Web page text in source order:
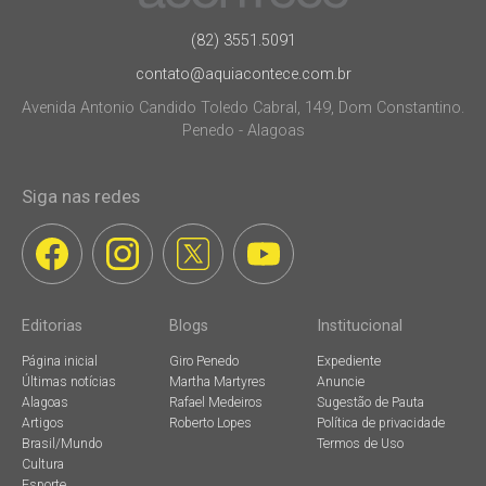
(82) 3551.5091
contato@aquiacontece.com.br
Avenida Antonio Candido Toledo Cabral, 149, Dom Constantino.
Penedo - Alagoas
Siga nas redes
Editorias
Página inicial
Últimas notícias
Alagoas
Artigos
Brasil/Mundo
Cultura
Blogs
Giro Penedo
Martha Martyres
Rafael Medeiros
Roberto Lopes
Institucional
Expediente
Anuncie
Sugestão de Pauta
Política de privacidade
Termos de Uso